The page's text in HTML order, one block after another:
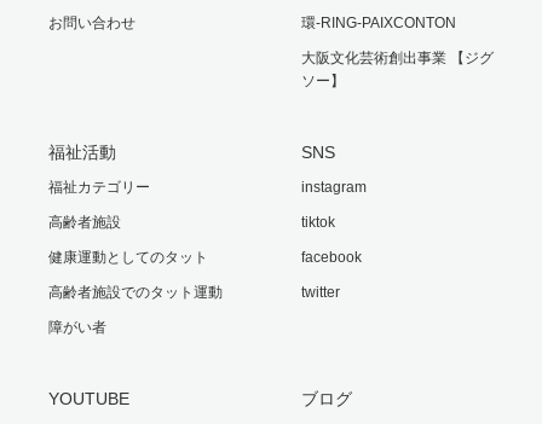
お問い合わせ 環-RING-PAIXCONTON
大阪文化芸術創出事業 【ジグ
ソー】
福祉活動
福祉カテゴリー
高齢者施設
健康運動としてのタット
高齢者施設でのタット運動
障がい者
SNS
instagram
tiktok
facebook
twitter
YOUTUBE ブログ